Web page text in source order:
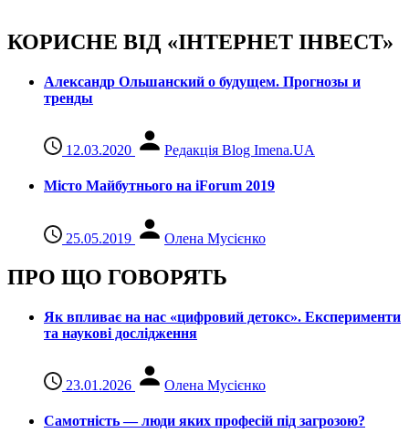
КОРИСНЕ ВІД «ІНТЕРНЕТ ІНВЕСТ»
Александр Ольшанский о будущем. Прогнозы и
тренды
12.03.2020 Редакція Blog Imena.UA
Місто Майбутнього на iForum 2019
25.05.2019 Олена Мусієнко
ПРО ЩО ГОВОРЯТЬ
Як впливає на нас «цифровий детокс». Експерименти
та наукові дослідження
23.01.2026 Олена Мусієнко
Самотність — люди яких професій під загрозою?